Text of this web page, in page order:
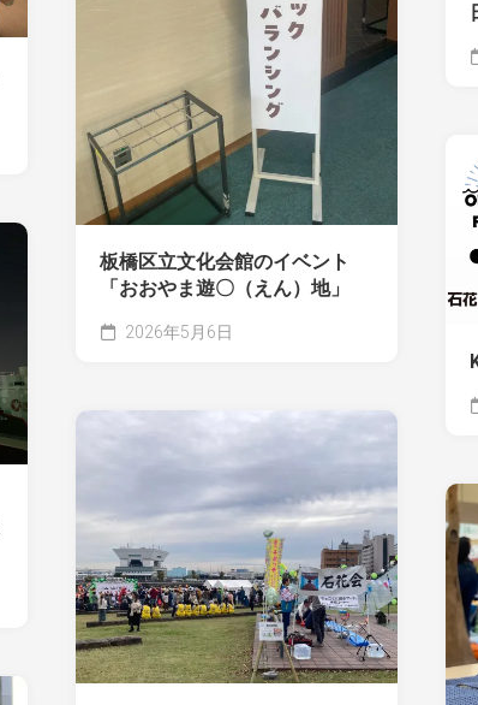
と
板橋区立文化会館のイベント
「おおやま遊〇（えん）地」
2026年5月6日